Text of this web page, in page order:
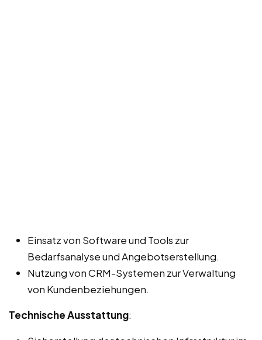
Einsatz von Software und Tools zur
Bedarfsanalyse und Angebotserstellung.
Nutzung von CRM-Systemen zur Verwaltung
von Kundenbeziehungen.
Technische Ausstattung: